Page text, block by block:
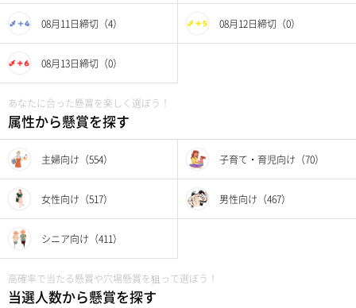
08月11日締切（4） 08月12日締切（0）
08月13日締切（0）
あなたに合った懸賞を楽しく選ぼう！
属性から懸賞を探す
主婦向け（554） 子育て・育児向け（70）
女性向け（517） 男性向け（467）
シニア向け（411）
高確率で当たる懸賞や穴場懸賞を狙って選ぼう！
当選人数から懸賞を探す